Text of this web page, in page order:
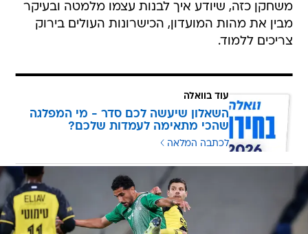
משחקן כזה, שיודע איך לבנות עצמו מלמטה ובעיקר
מבין את מהות המועדון, הכישרונות העולים בירוק
צריכים ללמוד.
עוד בוואלה
השאלון שיעשה לכם סדר - מי המפלגה
שהכי מתאימה לעמדות שלכם?
לכתבה המלאה